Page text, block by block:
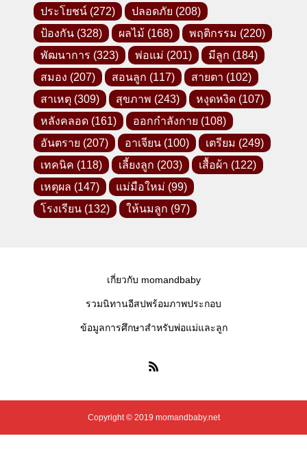
ประโยชน์ (272) ปลอดภัย (208)
ป้องกัน (328) ผลไม้ (168) พฤติกรรม (220)
พัฒนาการ (323) พ่อแม่ (201) มีลูก (184)
สมอง (207) สอนลูก (117) สายตา (102)
สาเหตุ (309) สุขภาพ (243) หงุดหงิด (107)
หลังคลอด (161) ออกกำลังกาย (108)
อันตราย (207) อาเจียน (100) เตรียม (249)
เทคนิค (118) เลี้ยงลูก (203) เสื้อผ้า (122)
เหตุผล (147) แม่มือใหม่ (99)
โรงเรียน (132) ให้นมลูก (97)
เกี่ยวกับ momandbaby
รวมนิทานอีสปพร้อมภาพประกอบ
ข้อมูลการศึกษาสำหรับพ่อแม่และลูก
Copyright © 2019 momandbaby.net